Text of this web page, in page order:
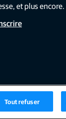
et plus encore.
Tout refuser